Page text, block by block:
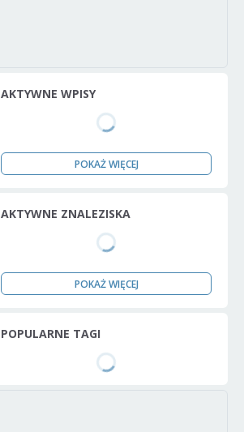
AKTYWNE WPISY
POKAŻ WIĘCEJ
AKTYWNE ZNALEZISKA
POKAŻ WIĘCEJ
POPULARNE TAGI